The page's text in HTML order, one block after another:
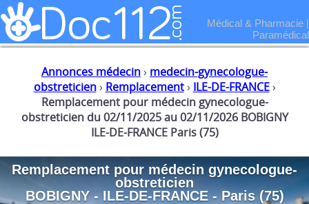
Médical & Pharmacie |
Paramédical
Annonces médecin› medecin-gynecologue-
obstreticien › Remplacement › ILE-DE-FRANCE ›
Remplacement pour médecin gynecologue-
obstreticien du 02/11/2025 au 02/11/2026 BOBIGNY
ILE-DE-FRANCE Paris (75)
Remplacement pour médecin gynecologue-
obstreticien
BOBIGNY - ILE-DE-FRANCE - Paris (75)